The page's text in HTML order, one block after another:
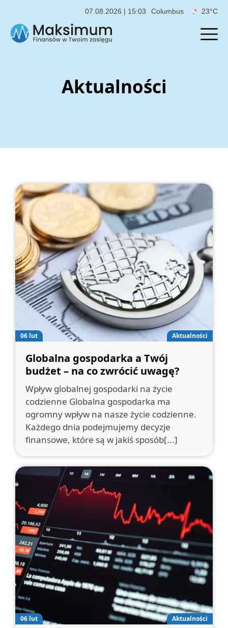
07.08.2026 | 15:03 Columbus 23°C
Aktualności
06 lut Aktualności
Globalna gospodarka a Twój
budżet – na co zwrócić uwagę?
Wpływ globalnej gospodarki na życie
codzienne Globalna gospodarka ma
ogromny wpływ na nasze życie codzienne.
Każdego dnia podejmujemy decyzje
finansowe, które są w jakiś sposób[...]
06 lut Aktualności